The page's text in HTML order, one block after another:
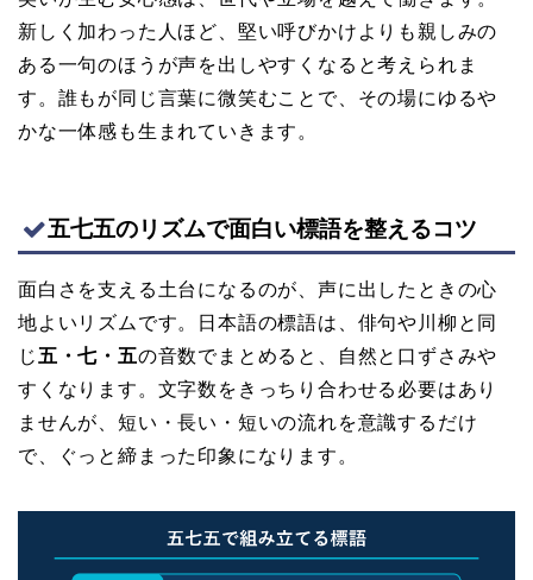
新しく加わった人ほど、堅い呼びかけよりも親しみの
ある一句のほうが声を出しやすくなると考えられま
す。誰もが同じ言葉に微笑むことで、その場にゆるや
かな一体感も生まれていきます。
五七五のリズムで面白い標語を整えるコツ
面白さを支える土台になるのが、声に出したときの心
地よいリズムです。日本語の標語は、俳句や川柳と同
じ 五・七・五の音数でまとめると、自然と口ずさみや
すくなります。文字数をきっちり合わせる必要はあり
ませんが、短い・長い・短いの流れを意識するだけ
で、ぐっと締まった印象になります。